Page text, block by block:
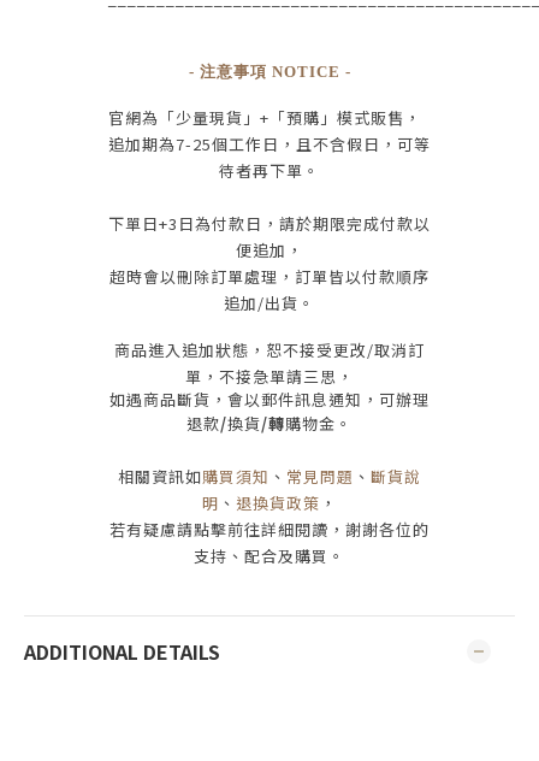
- 注意事項 NOTICE -
官網為 「少量現貨」+ 「預購」模式販售，
追加期為7-25個工作日 ，且不含假日 ， 可等
待者再下單 。
下單日+3 日為付款日，請於期限完成付款以
便追加，
超時會以刪除訂單處理，訂單皆以付款順序
追加/出貨 。
商品進入追加狀態，恕不接受更改/取消訂
單， 不接急單請三思 ，
如遇商品斷貨，會以郵件訊息通知，可辦理
退款/換貨/轉購物金。
相關資訊如購買須知 、 常見問題 、 斷貨說
明 、 退換貨政策 ，
若有疑慮請點擊前往詳細閱讀，謝謝各位的
支持、配合及購買 。
ADDITIONAL DETAILS